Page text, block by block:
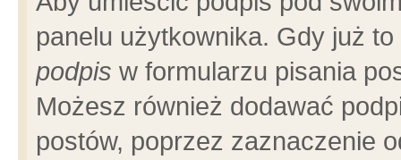
panelu użytkownika. Gdy już
podpis w formularzu pisania
Możesz również dodawać
postów, poprzez zaznaczenie